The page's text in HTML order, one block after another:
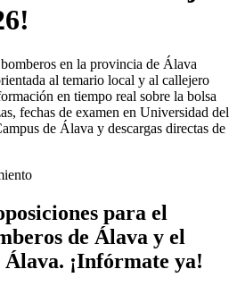
en la provincia de Álava
al temario local y al callejero
en tiempo real sobre la bolsa
fechas de examen en Universidad del
de Álava y descargas directas de
para el
de Álava y el
Álava. ¡Infórmate ya!